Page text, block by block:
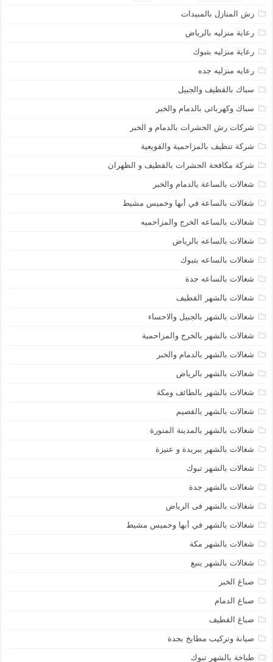
رش المنازل بالمبيدات
رعاية منزليه بالرياض
رعاية منزليه بتبوك
رعايه منزليه جده
سباك بالقظيف والجبيل
سباك وكهربائى بالدمام والخبر
شركات رش الحشرات بالدمام و الخبر
شركة تنظيف بالمزاحمية والقويعية
شركة مكافحة الحشرات بالقطيف و الظهران
شغالات بالساعة بالدمام والخبر
شغالات بالساعة في أبها وخميس مشيط
شغالات بالساعه الخرج والمزاحميه
شغالات بالساعه بالرياض
شغالات بالساعه بتبوك
شغالات بالساعه جدة
شغالات بالشهر القطيف
شغالات بالشهر بالجبيل والاحساء
شغالات بالشهر بالخرج والمزاحمية
شغالات بالشهر بالدمام والخبر
شغالات بالشهر بالرياض
شغالات بالشهر بالطائف ومكة
شغالات بالشهر بالقصيم
شغالات بالشهر بالمدينة المنورة
شغالات بالشهر ببريدة و عنيزة
شغالات بالشهر تبوك
شغالات بالشهر جدة
شغالات بالشهر فى الرياض
شغالات بالشهر في أبها وخميس مشيط
شغالات بالشهر مكة
شغالات بالشهر ينبع
صباغ الخبر
صباغ الدمام
صباغ القطيف
صيانة وتركيب مطابخ بجدة
طباخة بالشهر تبوك